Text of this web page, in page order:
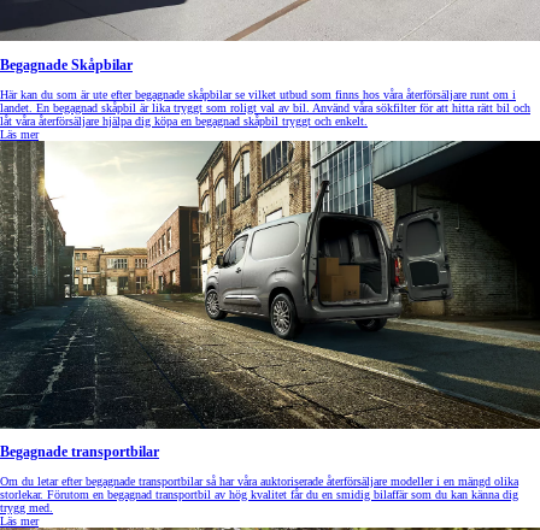
Begagnade Skåpbilar
Här kan du som är ute efter begagnade skåpbilar se vilket utbud som finns hos våra återförsäljare runt om i
landet. En begagnad skåpbil är lika tryggt som roligt val av bil. Använd våra sökfilter för att hitta rätt bil och
låt våra återförsäljare hjälpa dig köpa en begagnad skåpbil tryggt och enkelt.
Läs mer
Begagnade transportbilar
Om du letar efter begagnade transportbilar så har våra auktoriserade återförsäljare modeller i en mängd olika
storlekar. Förutom en begagnad transportbil av hög kvalitet får du en smidig bilaffär som du kan känna dig
trygg med.
Läs mer